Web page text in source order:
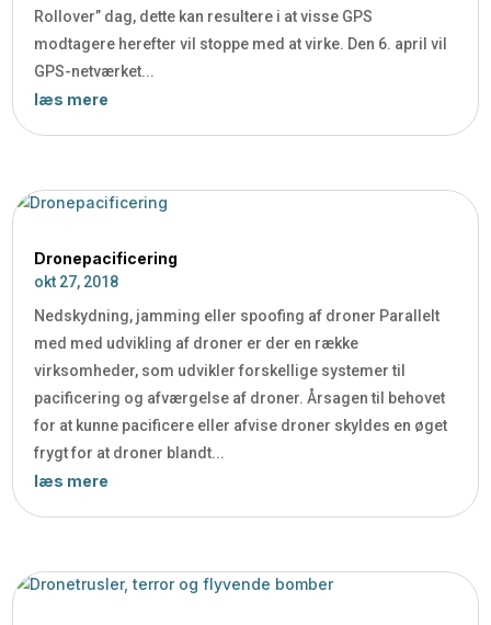
Rollover” dag, dette kan resultere i at visse GPS
modtagere herefter vil stoppe med at virke. Den 6. april vil
GPS-netværket...
læs mere
Dronepacificering
okt 27, 2018
Nedskydning, jamming eller spoofing af droner Parallelt
med med udvikling af droner er der en række
virksomheder, som udvikler forskellige systemer til
pacificering og afværgelse af droner. Årsagen til behovet
for at kunne pacificere eller afvise droner skyldes en øget
frygt for at droner blandt...
læs mere